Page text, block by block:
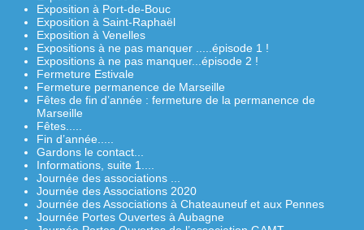
Exposition à Port-de-Bouc
Exposition à Saint-Raphaël
Exposition à Venelles
Expositions à ne pas manquer .....épisode 1 !
Expositions à ne pas manquer...épisode 2 !
Fermeture Estivale
Fermeture permanence de Marseille
Fêtes de fin d’année : fermeture de la permanence de
Marseille
Fêtes.....
Fin d’année.....
Gardons le contact...
Informations, suite 1....
Journée des associations ...
Journée des Associations 2020
Journée des Associations à Chateauneuf et aux Pennes
Journée Portes Ouvertes à Aubagne